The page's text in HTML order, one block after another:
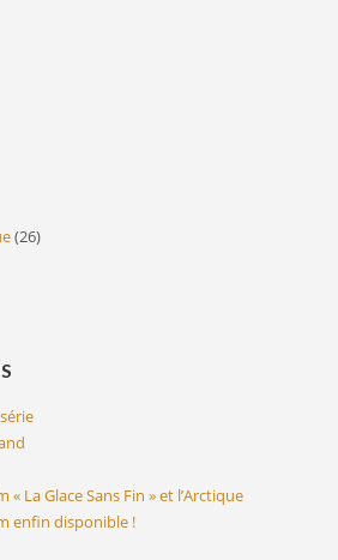
(26)
La Glace Sans Fin » et l’Arctique
enfin disponible !